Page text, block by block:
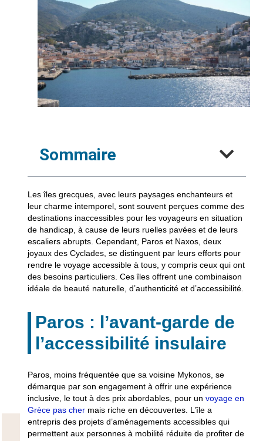
Sommaire
Les îles grecques, avec leurs paysages enchanteurs et
leur charme intemporel, sont souvent perçues comme des
destinations inaccessibles pour les voyageurs en situation
de handicap, à cause de leurs ruelles pavées et de leurs
escaliers abrupts. Cependant, Paros et Naxos, deux
joyaux des Cyclades, se distinguent par leurs efforts pour
rendre le voyage accessible à tous, y compris ceux qui ont
des besoins particuliers. Ces îles offrent une combinaison
idéale de beauté naturelle, d’authenticité et d’accessibilité.
Paros : l’avant-garde de
l’accessibilité insulaire
Paros, moins fréquentée que sa voisine Mykonos, se
démarque par son engagement à offrir une expérience
inclusive, le tout à des prix abordables, pour un voyage en
Grèce pas chermais riche en découvertes. L’île a
entrepris des projets d’aménagements accessibles qui
permettent aux personnes à mobilité réduite de profiter de